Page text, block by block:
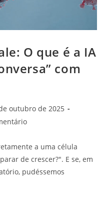
O que é a IA
com
outubro de 2025
a uma célula
de crescer?". E se, em
pudéssemos